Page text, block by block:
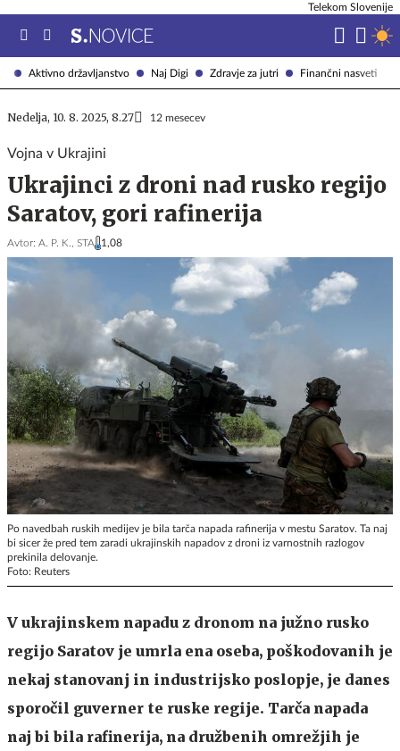
Aktivno državljanstvo Naj Digi Zdravje za jutri Finančni nasveti
Telekom Slovenije
Nedelja, 10. 8. 2025, 8.27 12 mesecev
Vojna v Ukrajini
Ukrajinci z droni nad rusko regijo
Saratov, gori rafinerija
Avtor: A. P. K., STA 1,08
Po navedbah ruskih medijev je bila tarča napada rafinerija v mestu Saratov. Ta naj
bi sicer že pred tem zaradi ukrajinskih napadov z droni iz varnostnih razlogov
prekinila delovanje.
Foto: Reuters
V ukrajinskem napadu z dronom na južno rusko
regijo Saratov je umrla ena oseba, poškodovanih je
nekaj stanovanj in industrijsko poslopje, je danes
sporočil guverner te ruske regije. Tarča napada
naj bi bila rafinerija, na družbenih omrežjih je